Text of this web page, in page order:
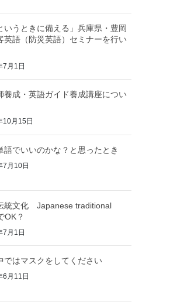
いうときに備える」兵庫県・豊岡
英語（防災英語）セミナーを行い
7月1日
養成・英語ガイド養成講座につい
10月15日
語でいいのかな？と思ったとき
7月10日
統文化 Japanese traditional
OK？
7月1日
ではマスクをしてください
6月11日